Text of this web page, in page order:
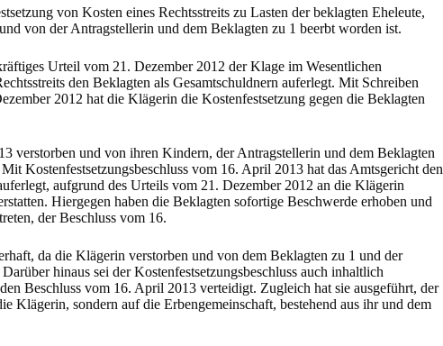
von Kosten eines Rechtsstreits zu Lasten der beklagten Eheleute,
von der Antragstellerin und dem Beklagten zu 1 beerbt worden ist.
Urteil vom 21. Dezember 2012 der Klage im Wesentlichen
den Beklagten als Gesamtschuldnern auferlegt. Mit Schreiben
2012 hat die Klägerin die Kostenfestsetzung gegen die Beklagten
verstorben und von ihren Kindern, der Antragstellerin und dem Beklagten
Kostenfestsetzungsbeschluss vom 16. April 2013 hat das Amtsgericht den
aufgrund des Urteils vom 21. Dezember 2012 an die Klägerin
Hiergegen haben die Beklagten sofortige Beschwerde erhoben und
der Beschluss vom 16.
da die Klägerin verstorben und von dem Beklagten zu 1 und der
hinaus sei der Kostenfestsetzungsbeschluss auch inhaltlich
Beschluss vom 16. April 2013 verteidigt. Zugleich hat sie ausgeführt, der
Klägerin, sondern auf die Erbengemeinschaft, bestehend aus ihr und dem